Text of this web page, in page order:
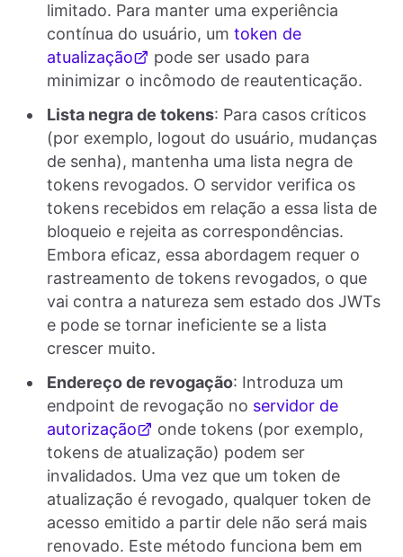
limitado. Para manter uma experiência
contínua do usuário, um token de
atualização
pode ser usado para
minimizar o incômodo de reautenticação.
Lista negra de tokens: Para casos críticos
(por exemplo, logout do usuário, mudanças
de senha), mantenha uma lista negra de
tokens revogados. O servidor verifica os
tokens recebidos em relação a essa lista de
bloqueio e rejeita as correspondências.
Embora eficaz, essa abordagem requer o
rastreamento de tokens revogados, o que
vai contra a natureza sem estado dos JWTs
e pode se tornar ineficiente se a lista
crescer muito.
Endereço de revogação: Introduza um
endpoint de revogação no servidor de
autorização
onde tokens (por exemplo,
tokens de atualização) podem ser
invalidados. Uma vez que um token de
atualização é revogado, qualquer token de
acesso emitido a partir dele não será mais
renovado. Este método funciona bem em